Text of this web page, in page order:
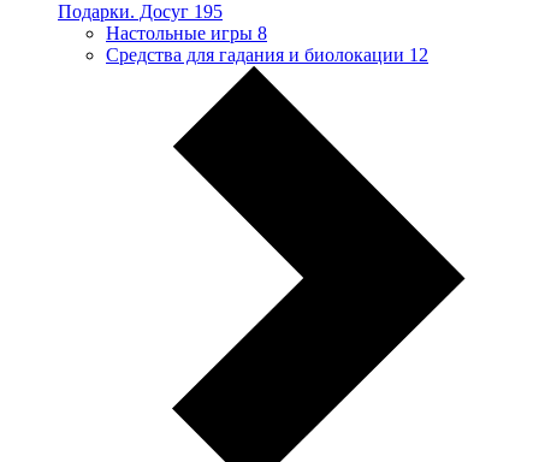
Подарки. Досуг 195
Настольные игры 8
Средства для гадания и биолокации 12